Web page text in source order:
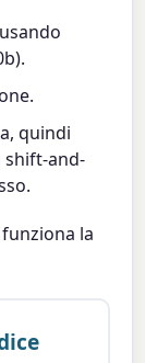
quindi
shift-and-
la